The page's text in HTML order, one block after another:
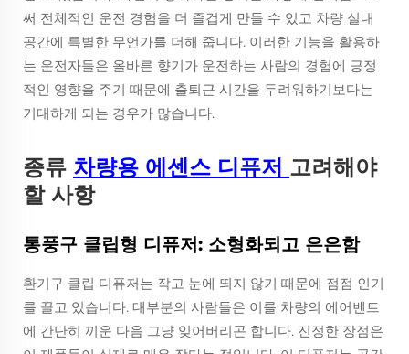
써 전체적인 운전 경험을 더 즐겁게 만들 수 있고 차량 실내
공간에 특별한 무언가를 더해 줍니다. 이러한 기능을 활용하
는 운전자들은 올바른 향기가 운전하는 사람의 경험에 긍정
적인 영향을 주기 때문에 출퇴근 시간을 두려워하기보다는
기대하게 되는 경우가 많습니다.
종류 차량용 에센스 디퓨저 고려해야
할 사항
통풍구 클립형 디퓨저: 소형화되고 은은함
환기구 클립 디퓨저는 작고 눈에 띄지 않기 때문에 점점 인기
를 끌고 있습니다. 대부분의 사람들은 이를 차량의 에어벤트
에 간단히 끼운 다음 그냥 잊어버리곤 합니다. 진정한 장점은